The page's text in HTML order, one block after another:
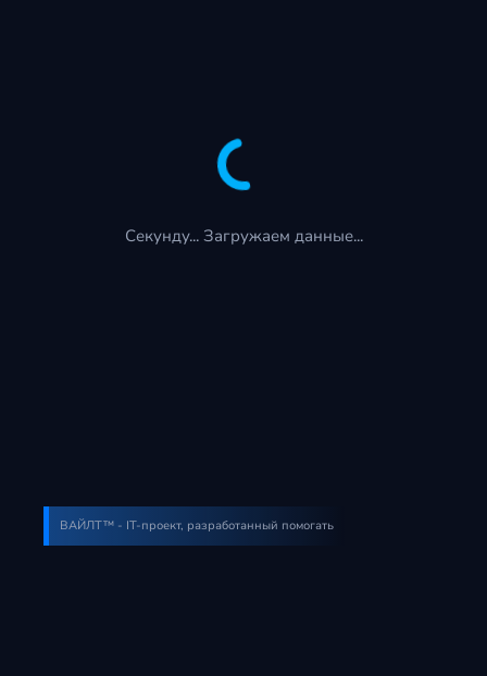
Секунду... Загружаем данные...
ВАЙЛТ™ - IT-проект, разработанный помогать